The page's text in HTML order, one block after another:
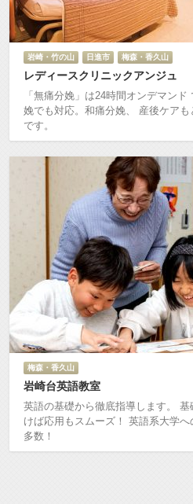
岩崎・竹の山 日進市 梅森・香久山
レディースクリニックアンジュ
「無痛分娩」は24時間オンデマンド
娩でも対応。和痛分娩、 産後ケアも
です。
梅森・香久山
岩崎台英語教室
英語の基礎から徹底指導します。 基
けば応用もスムーズ！ 英語系大学へ
多数！